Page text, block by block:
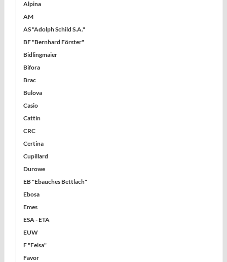
Omega Saphirgläser
Panerai Saphirgläser
Rolex Saphirgläser
Tudor Saphirgläser
Taschenuhrengläser
› Stoßsicherungsfedern
› Unruhspirale
› Werkplatine
› Wippenfedern
Alpina
AM
AS "Adolph Schild S.A."
BF "Bernhard Förster"
Bidlingmaier
Bifora
Brac
Bulova
Casio
Cattin
CRC
Certina
Cupillard
Durowe
EB "Ebauches Bettlach"
Ebosa
Emes
ESA - ETA
EUW
F "Felsa"
Favor